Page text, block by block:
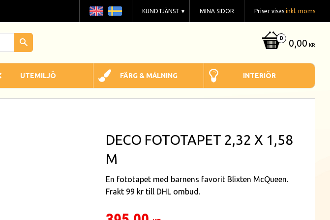
0,00 KR
Priser visas inkl. moms
MINA SIDOR
KUNDTJÄNST
UTEMILJÖ FÄRG & MÅLNING INTERIÖR
DECO FOTOTAPET 2,32 X 1,58
M
En fototapet med barnens favorit Blixten McQueen.
Frakt 99 kr till DHL ombud.